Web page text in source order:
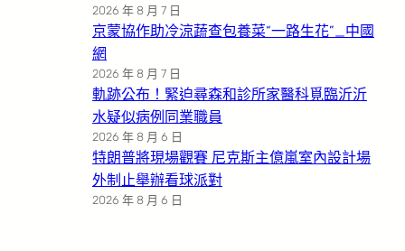
2026 年 8 月 7 日
京蒙協作助冷涼蔬查包養菜“一路生花”_中國
網
2026 年 8 月 7 日
軌跡公布！緊迫尋森和診所家醫科覓臨沂沂
水疑似病例同業職員
2026 年 8 月 6 日
特朗普將現場觀賽 尼克斯主億嵐室內設計場
外制止舉辦看球派對
2026 年 8 月 6 日